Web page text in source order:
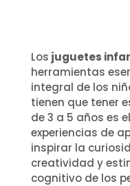
Los juguetes
herramientas
integral de los
tienen que tener
de 3 a 5 años es
experiencias de
inspirar la
creatividad y
cognitivo de los